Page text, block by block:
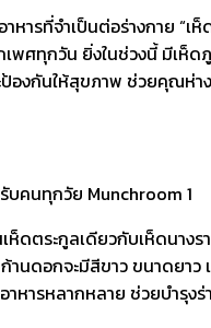
หารที่จำเป็นต่อร่างกาย “เ
พศทุกวัน ยิ่งในช่วงนี้ มีเห็
ป้องกันให้สุขภาพ ช่วยคุณห่
ดตระกูลเดียวกับเห็ดนา
นดอกจะมีสีขาว ขนาดยา
หารหลากหลาย ช่วยบำรุง